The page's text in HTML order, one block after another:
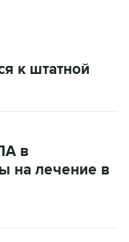
к штатной
в
на лечение в